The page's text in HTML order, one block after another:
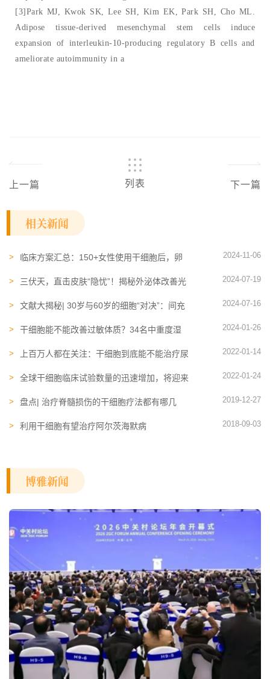
[3]Park MJ, Kwok SK, Lee SH, Kim EK, Park SH, Cho ML.
Adipose tissue-derived mesenchymal stem cells induce
expansion of interleukin-10-producing regulatory B cells and
ameliorate autoimmunity in a
上一篇 列表 下一篇
相关新闻
临床方案汇总：150+女性使用干细胞后，卵
2024-11-06
三伏天，直击皮肤“隐忧”！揭秘外泌体改善光
2024-07-19
文献大揭秘| 30岁与60岁的细胞“对决”：间充
2024-07-16
干细胞能不能改善过敏体质？34名中重度湿
2024-01-26
上百万人都在关注：干细胞到底能不能治疗尿
2022-01-14
全球干细胞临床试验数量的迅速增加，将迎来
2022-01-24
盘点| 治疗脊髓损伤的干细胞疗法都有哪几
2019-12-27
利用干细胞有望治疗阿尔茨海默病 2018-09-03
博雅新闻